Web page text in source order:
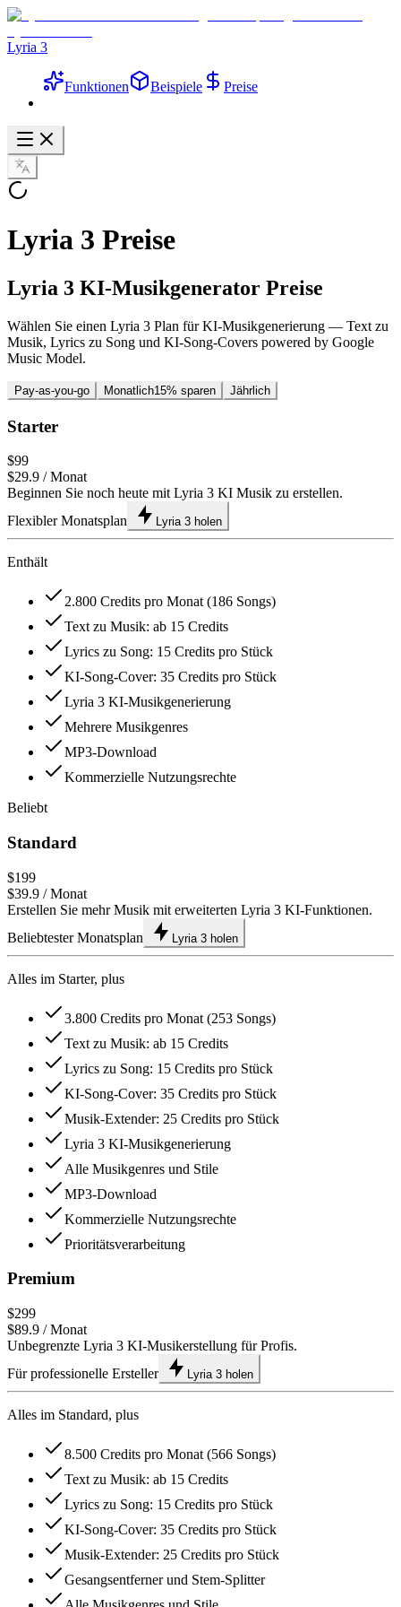
Lyria 3
Funktionen Beispiele Preise
Lyria 3 Preise
Lyria 3 KI-Musikgenerator Preise
Wählen Sie einen Lyria 3 Plan für KI-Musikgenerierung — Text zu
Musik, Lyrics zu Song und KI-Song-Covers powered by Google
Music Model.
Pay-as-you-go Monatlich15% sparen Jährlich
Starter
$99
$29.9 / Monat
Beginnen Sie noch heute mit Lyria 3 KI Musik zu erstellen.
Flexibler Monatsplan
Lyria 3 holen
Enthält
2.800 Credits pro Monat (186 Songs)
Text zu Musik: ab 15 Credits
Lyrics zu Song: 15 Credits pro Stück
KI-Song-Cover: 35 Credits pro Stück
Lyria 3 KI-Musikgenerierung
Mehrere Musikgenres
MP3-Download
Kommerzielle Nutzungsrechte
Beliebt
Standard
$199
$39.9 / Monat
Erstellen Sie mehr Musik mit erweiterten Lyria 3 KI-Funktionen.
Beliebtester Monatsplan
Lyria 3 holen
Alles im Starter, plus
3.800 Credits pro Monat (253 Songs)
Text zu Musik: ab 15 Credits
Lyrics zu Song: 15 Credits pro Stück
KI-Song-Cover: 35 Credits pro Stück
Musik-Extender: 25 Credits pro Stück
Lyria 3 KI-Musikgenerierung
Alle Musikgenres und Stile
MP3-Download
Kommerzielle Nutzungsrechte
Prioritätsverarbeitung
Premium
$299
$89.9 / Monat
Unbegrenzte Lyria 3 KI-Musikerstellung für Profis.
Für professionelle Ersteller
Lyria 3 holen
Alles im Standard, plus
8.500 Credits pro Monat (566 Songs)
Text zu Musik: ab 15 Credits
Lyrics zu Song: 15 Credits pro Stück
KI-Song-Cover: 35 Credits pro Stück
Musik-Extender: 25 Credits pro Stück
Gesangsentferner und Stem-Splitter